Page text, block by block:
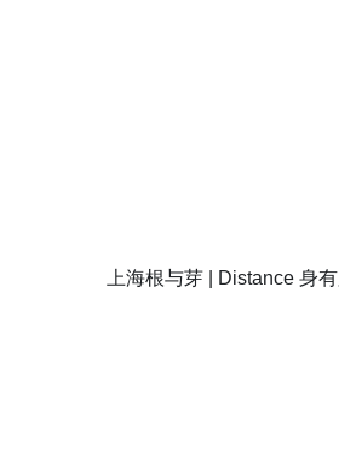
上海根与芽 | Distance 身